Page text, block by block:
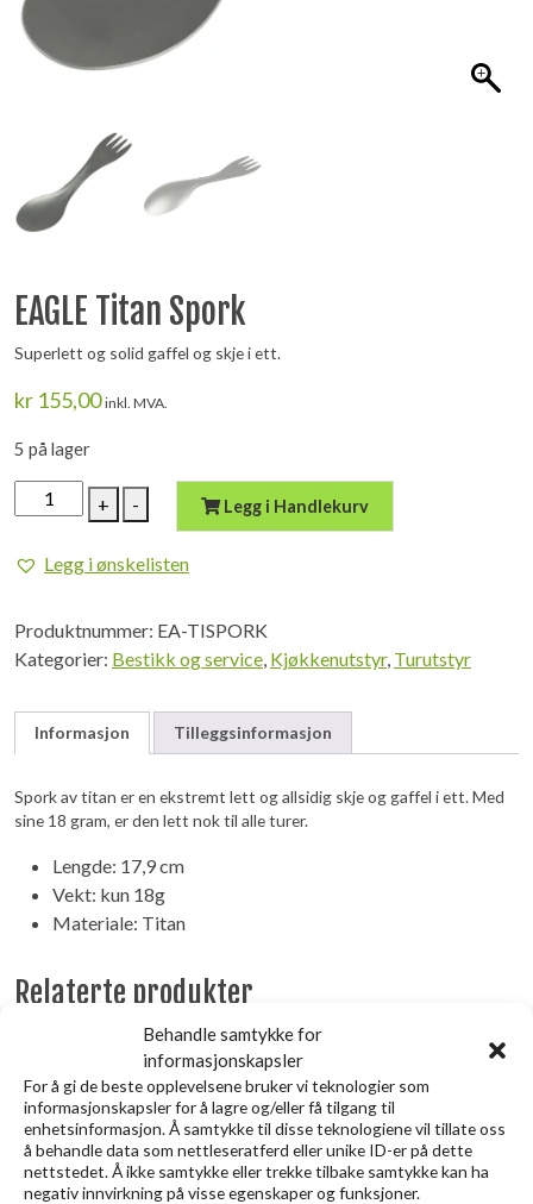
Behandle samtykke for
informasjonskapsler
For å gi de beste opplevelsene bruker vi teknologier som
informasjonskapsler for å lagre og/eller få tilgang til
enhetsinformasjon. Å samtykke til disse teknologiene vil tillate oss
å behandle data som nettleseratferd eller unike ID-er på dette
nettstedet. Å ikke samtykke eller trekke tilbake samtykke kan ha
negativ innvirkning på visse egenskaper og funksjoner.
EAGLE Titan Spork
Superlett og solid gaffel og skje i ett.
kr 155,00 inkl. MVA.
5 på lager
+
EAGLE
Titan
antall
- Legg i Handlekurv
Legg i ønskelisten
Produktnummer: EA-TISPORK
Kategorier: Bestikk og service, Kjøkkenutstyr, Turutstyr
Informasjon Tilleggsinformasjon
Spork av titan er en ekstremt lett og allsidig skje og gaffel i ett. Med
sine 18 gram, er den lett nok til alle turer.
Lengde: 17,9 cm
Vekt: kun 18g
Materiale: Titan
Relaterte produkter
Utsolgt